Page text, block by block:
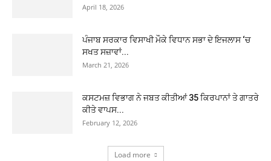
April 18, 2026
ਪੰਜਾਬ ਸਰਕਾਰ ਵਿਸਾਖੀ ਮੌਕੇ ਵਿਧਾਨ ਸਭਾ ਦੇ ਇਜਲਾਸ ‘ਚ
ਸਖਤ ਸਜ਼ਾਵਾਂ...
March 21, 2026
ਕਸਟਮਜ਼ ਵਿਭਾਗ ਨੇ ਜਬਤ ਕੀਤੀਆਂ 35 ਕਿਰਪਾਨਾਂ ਤੇ ਗਾਤਰੇ
ਕੀਤੇ ਵਾਪਸ...
February 12, 2026
Load more